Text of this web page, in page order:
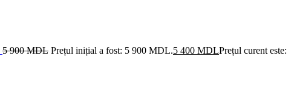
5 900MDL Prețul inițial a fost: 5 900 MDL.5 400 MDLPrețul curent este: